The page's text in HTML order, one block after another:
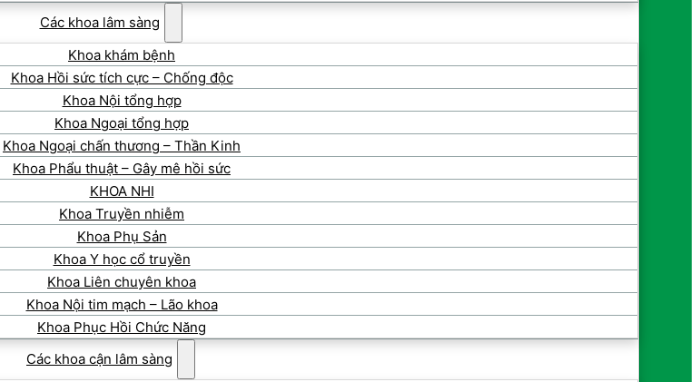
Các khoa lâm sàng
Khoa khám bệnh
Khoa Hồi sức tích cực – Chống độc
Khoa Nội tổng hợp
Khoa Ngoại tổng hợp
Khoa Ngoại chấn thương – Thần Kinh
Khoa Phẩu thuật – Gây mê hồi sức
KHOA NHI
Khoa Truyền nhiễm
Khoa Phụ Sản
Khoa Y học cổ truyền
Khoa Liên chuyên khoa
Khoa Nội tim mạch – Lão khoa
Khoa Phục Hồi Chức Năng
Các khoa cận lâm sàng